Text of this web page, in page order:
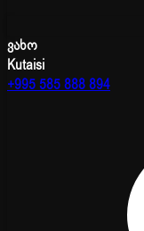
ვახო
Kutaisi
+995 585 888 894